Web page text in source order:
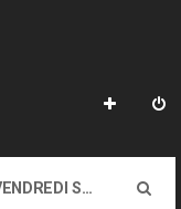
VENDREDI SOIR D'ACHILLE